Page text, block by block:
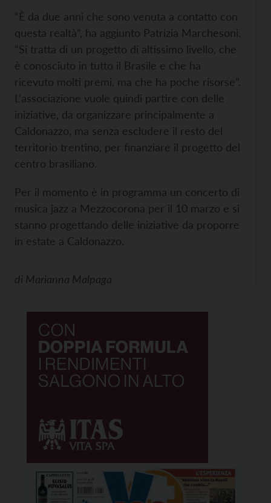
“È da due anni che sono venuta a contatto con
questa realtà”, ha aggiunto Patrizia Marchesoni.
“Si tratta di un progetto di altissimo livello, che
è conosciuto in tutto il Brasile e che ha
ricevuto molti premi, ma che ha poche risorse”.
L’associazione vuole quindi partire con delle
iniziative, da organizzare principalmente a
Caldonazzo, ma senza escludere il resto del
territorio trentino, per finanziare il progetto del
centro brasiliano.
Per il momento è in programma un concerto di
musica jazz a Mezzocorona per il 10 marzo e si
stanno progettando delle iniziative da proporre
in estate a Caldonazzo.
di Marianna Malpaga